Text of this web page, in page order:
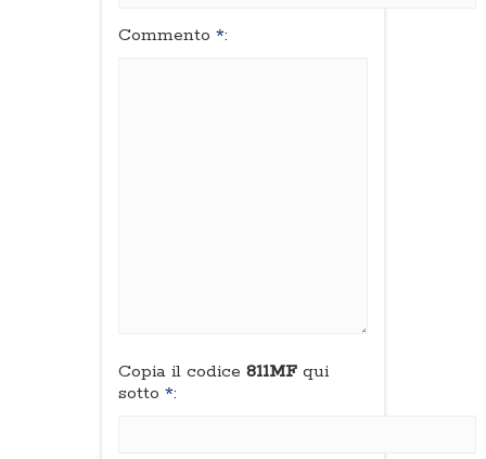
Commento *:
Copia il codice 811MF qui
sotto *: